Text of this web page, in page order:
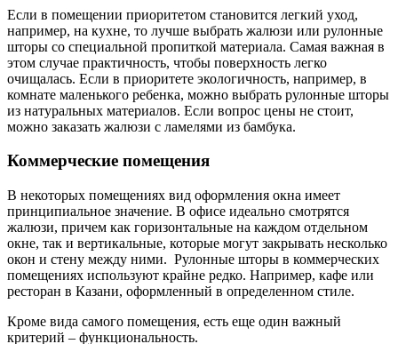
Если в помещении приоритетом становится легкий уход,
например, на кухне, то лучше выбрать жалюзи или рулонные
шторы со специальной пропиткой материала. Самая важная в
этом случае практичность, чтобы поверхность легко
очищалась. Если в приоритете экологичность, например, в
комнате маленького ребенка, можно выбрать рулонные шторы
из натуральных материалов. Если вопрос цены не стоит,
можно заказать жалюзи с ламелями из бамбука.
Коммерческие помещения
В некоторых помещениях вид оформления окна имеет
принципиальное значение. В офисе идеально смотрятся
жалюзи, причем как горизонтальные на каждом отдельном
окне, так и вертикальные, которые могут закрывать несколько
окон и стену между ними. Рулонные шторы в коммерческих
помещениях используют крайне редко. Например, кафе или
ресторан в Казани, оформленный в определенном стиле.
Кроме вида самого помещения, есть еще один важный
критерий – функциональность.